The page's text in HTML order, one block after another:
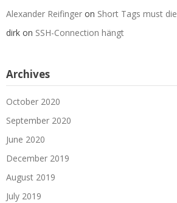
Alexander Reifinger on Short Tags must die
dirk on SSH-Connection hängt
Archives
October 2020
September 2020
June 2020
December 2019
August 2019
July 2019